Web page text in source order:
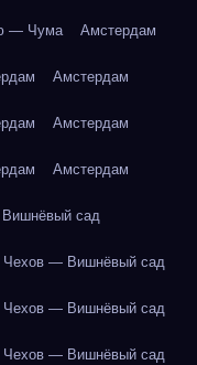
— Чума Амстердам
Амстердам
Амстердам
Амстердам
сад
Чехов — Вишнёвый сад
Чехов — Вишнёвый сад
Чехов — Вишнёвый сад